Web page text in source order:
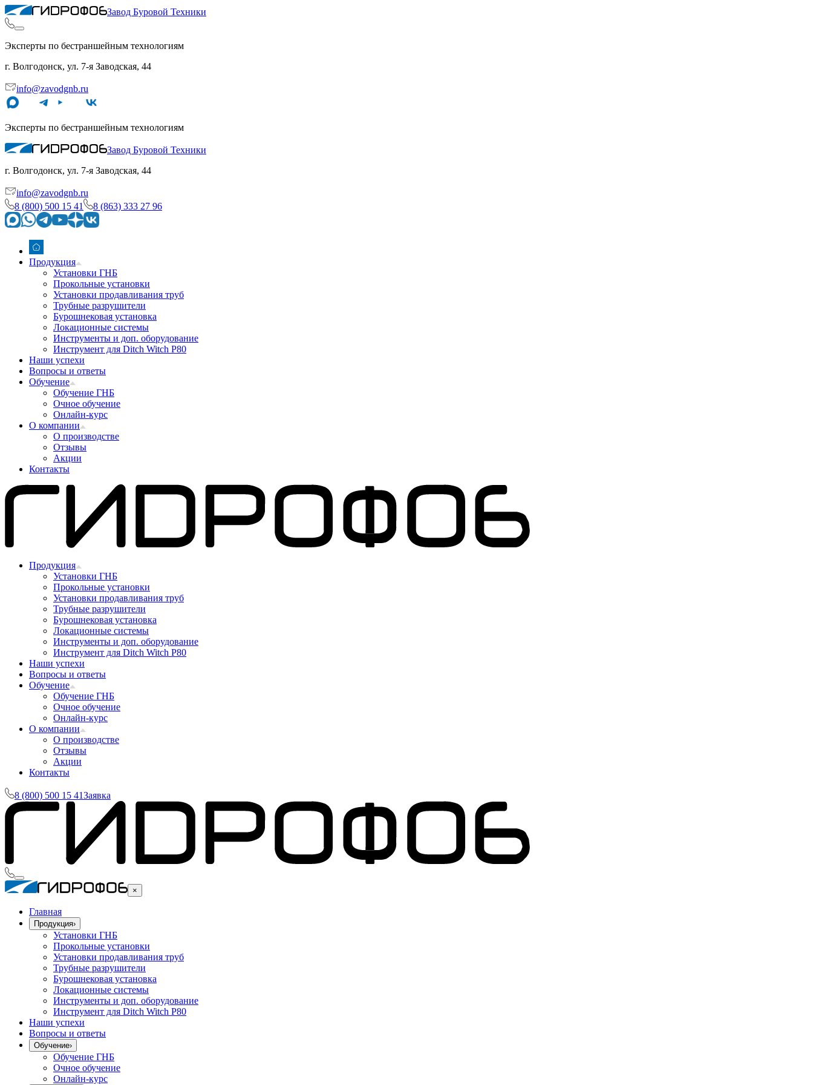
Завод Буровой Техники
Эксперты по бестраншейным технологиям
г. Волгодонск, ул. 7-я Заводская, 44
info@zavodgnb.ru
Эксперты по бестраншейным технологиям
Завод Буровой Техники
г. Волгодонск, ул. 7-я Заводская, 44
info@zavodgnb.ru
8 (800) 500 15 41
8 (863) 333 27 96
Продукция
Установки ГНБ
Прокольные установки
Установки продавливания труб
Трубные разрушители
Бурошнековая установка
Локационные системы
Инструменты и доп. оборудование
Инструмент для Ditch Witch P80
Наши успехи
Вопросы и ответы
Обучение
Обучение ГНБ
Очное обучение
Онлайн-курс
О компании
О производстве
Отзывы
Акции
Контакты
Продукция
Установки ГНБ
Прокольные установки
Установки продавливания труб
Трубные разрушители
Бурошнековая установка
Локационные системы
Инструменты и доп. оборудование
Инструмент для Ditch Witch P80
Наши успехи
Вопросы и ответы
Обучение
Обучение ГНБ
Очное обучение
Онлайн-курс
О компании
О производстве
Отзывы
Акции
Контакты
8 (800) 500 15 41Заявка
×
Главная
Продукция›
Установки ГНБ
Прокольные установки
Установки продавливания труб
Трубные разрушители
Бурошнековая установка
Локационные системы
Инструменты и доп. оборудование
Инструмент для Ditch Witch P80
Наши успехи
Вопросы и ответы
Обучение›
Обучение ГНБ
Очное обучение
Онлайн-курс